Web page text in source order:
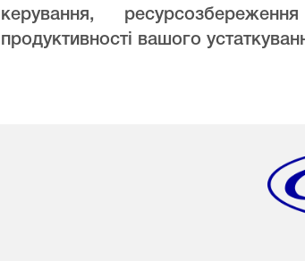
керування,
продуктивності вашого